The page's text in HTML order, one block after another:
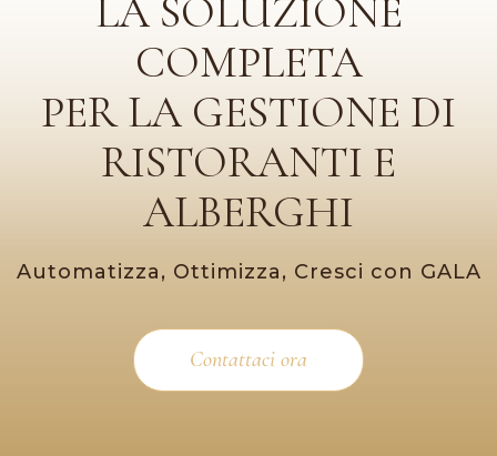
LA SOLUZIONE
COMPLETA
PER LA GESTIONE DI
RISTORANTI E
ALBERGHI
Automatizza, Ottimizza, Cresci con GALA
Contattaci ora